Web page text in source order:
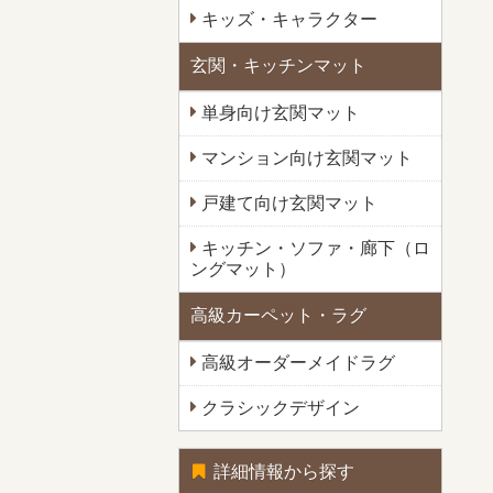
キッズ・キャラクター
玄関・キッチンマット
単身向け玄関マット
マンション向け玄関マット
戸建て向け玄関マット
キッチン・ソファ・廊下（ロ
ングマット）
高級カーペット・ラグ
高級オーダーメイドラグ
クラシックデザイン
詳細情報から探す